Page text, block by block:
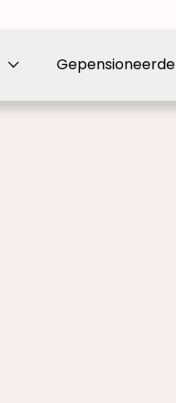
Gepensioneerde